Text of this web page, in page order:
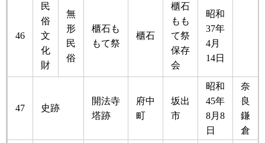
46
民
俗
文
化
財
無
形
民
俗
櫃石も
もて祭
櫃石
櫃石
もも
て祭
保存
会
昭和
37年
4月
14日
47 史跡
開法寺
塔跡
府中
町
坂出
市
昭和
45年
8月8
日
奈
良
鎌
倉